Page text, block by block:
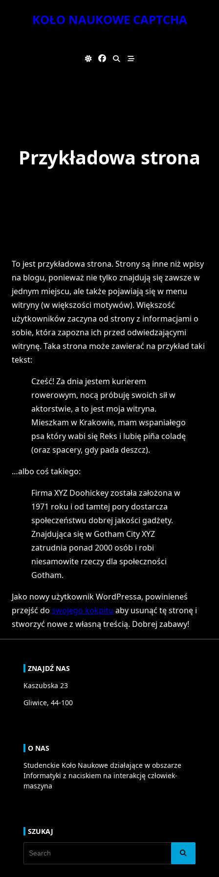
KOŁO NAUKOWE CAPTCHA
Przykładowa strona
To jest przykładowa strona. Strony są inne niż wpisy
na blogu, ponieważ nie tylko znajdują się zawsze w
jednym miejscu, ale także pojawiają się w menu
witryny (w większości motywów). Większość
użytkowników zaczyna od strony z informacjami o
sobie, która zapozna ich przed odwiedzającymi
witrynę. Taka strona może zawierać na przykład taki
tekst:
Cześć! Za dnia jestem kurierem
rowerowym, nocą próbuję swoich sił w
aktorstwie, a to jest moja witryna.
Mieszkam w Krakowie, mam wspaniałego
psa który wabi się Reks i lubię piña coladę
(oraz spacery, gdy pada deszcz).
…albo coś takiego:
Firma XYZ Doohickey została założona w
1971 roku i od tamtej pory dostarcza
społeczeństwu dobrej jakości gadżety.
Znajdująca się w Gotham City XYZ
zatrudnia ponad 2000 osób i robi
niesamowite rzeczy dla społeczności
Gotham.
Jako nowy użytkownik WordPressa, powinieneś
przejść do swojego kokpitu aby usunąć tę stronę i
stworzyć nowe z własną treścią. Dobrej zabawy!
ZNAJDŹ NAS
Kaszubska 23
Gliwice, 44-100
O NAS
Studenckie Koło Naukowe działające w obszarze
Informatyki z naciskiem na interakcję człowiek-
maszyna
SZUKAJ
Search
for: